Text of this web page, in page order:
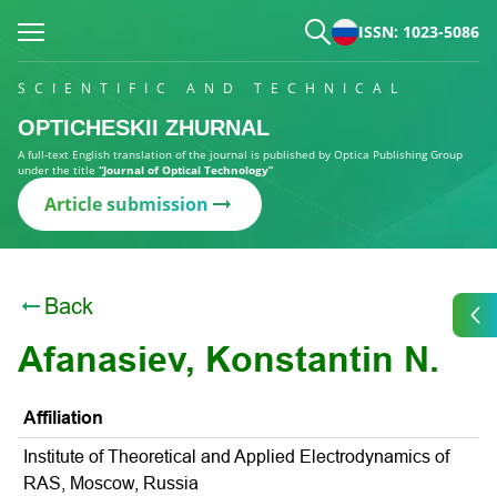
ISSN: 1023-5086
SCIENTIFIC AND TECHNICAL
OPTICHESKII ZHURNAL
A full-text English translation of the journal is published by Optica Publishing Group
under the title “Journal of Optical Technology”
Article submission
Back
Afanasiev, Konstantin N.
Affiliation
Institute of Theoretical and Applied Electrodynamics of
RAS, Mosсow, Russia